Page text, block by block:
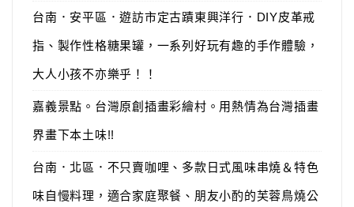
台南．安平區．遊訪市定古蹟東興洋行．DIY皮革戒
指、製作性格糖果罐，一系列好玩有趣的手作體驗，
大人小孩不亦樂乎！！
嘉義景點。台灣原創插畫彩繪村。用熱情為台灣插畫
界畫下本土味!!
台南．北區．不只賣咖哩、多款日式風味串燒＆特色
味自慢料理，適合家庭聚餐、朋友小酌的芙蓉鳥燒公